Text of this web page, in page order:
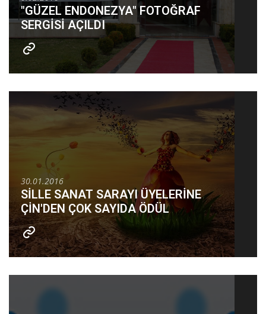
"GÜZEL ENDONEZYA" FOTOĞRAF
SERGİSİ AÇILDI
30.01.2016
SİLLE SANAT SARAYI ÜYELERİNE
ÇİN'DEN ÇOK SAYIDA ÖDÜL